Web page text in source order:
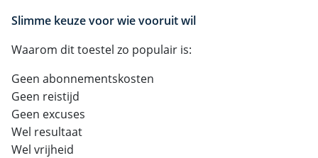
Slimme keuze voor wie vooruit wil
Waarom dit toestel zo populair is:
Geen abonnementskosten
Geen reistijd
Geen excuses
Wel resultaat
Wel vrijheid